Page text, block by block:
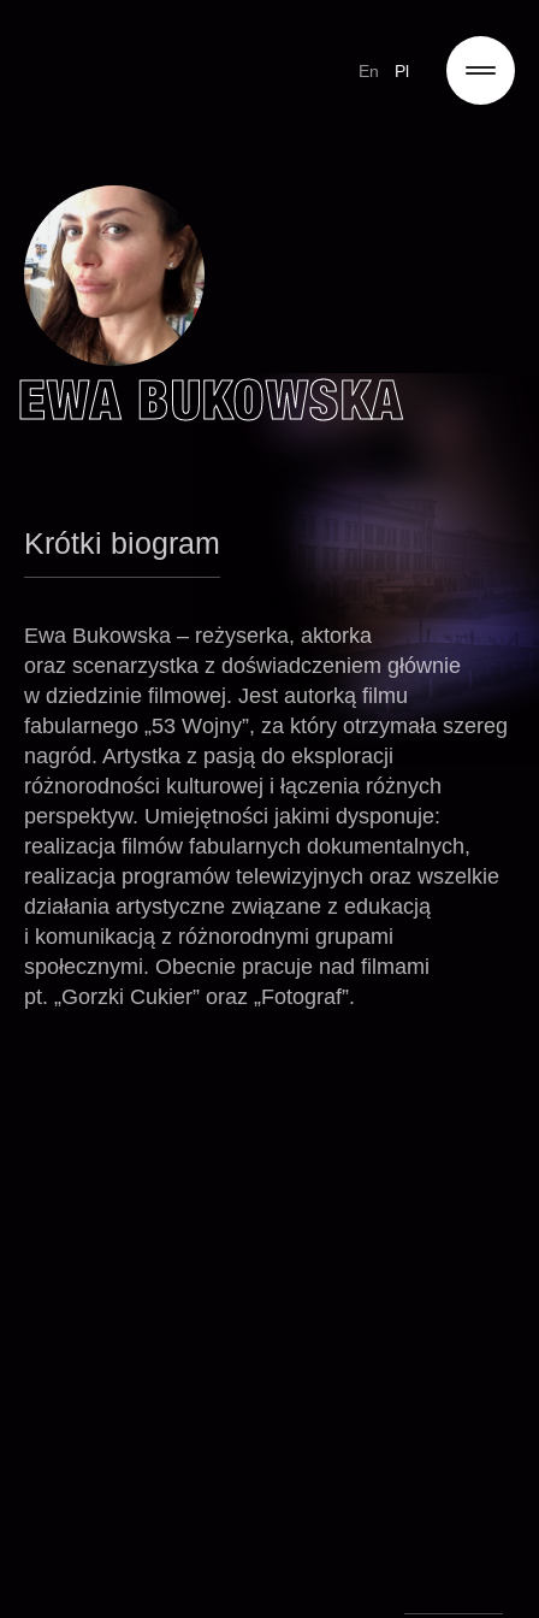
Pl
En
EWA BUKOWSKA
Krótki biogram
Ewa Bukowska – reżyserka, aktorka
oraz scenarzystka z doświadczeniem głównie
w dziedzinie filmowej. Jest autorką filmu
fabularnego „53 Wojny”, za który otrzymała szereg
nagród. Artystka z pasją do eksploracji
różnorodności kulturowej i łączenia różnych
perspektyw. Umiejętności jakimi dysponuje:
realizacja filmów fabularnych dokumentalnych,
realizacja programów telewizyjnych oraz wszelkie
działania artystyczne związane z edukacją
i komunikacją z różnorodnymi grupami
społecznymi. Obecnie pracuje nad filmami
pt. „Gorzki Cukier” oraz „Fotograf”.